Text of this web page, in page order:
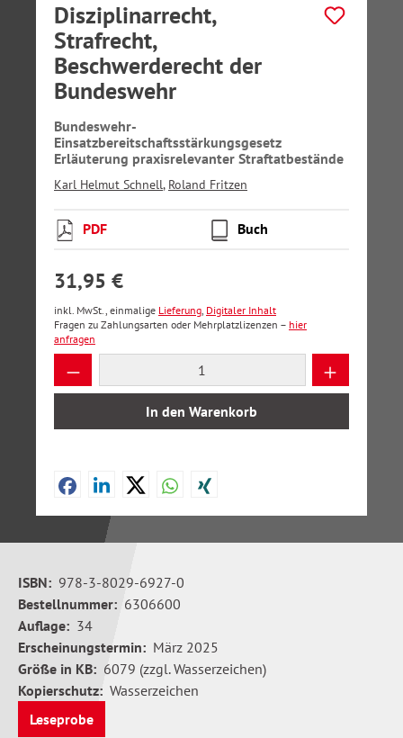
Disziplinarrecht,
Strafrecht,
Beschwerderecht der
Bundeswehr
Bundeswehr-
Einsatzbereitschaftsstärkungsgesetz
Erläuterung praxisrelevanter Straftatbestände
Karl Helmut Schnell, Roland Fritzen
PDF Buch
31,95 €
inkl. MwSt., einmalige Lieferung, Digitaler Inhalt
Fragen zu Zahlungsarten oder Mehrplatzlizenzen – hier
anfragen
Produkt Anzahl: Gib den gewünschten
In den Warenkorb
ISBN: 978-3-8029-6927-0
Bestellnummer: 6306600
Auflage: 34
Erscheinungstermin: März 2025
Größe in KB: 6079 (zzgl. Wasserzeichen)
Kopierschutz: Wasserzeichen
Leseprobe